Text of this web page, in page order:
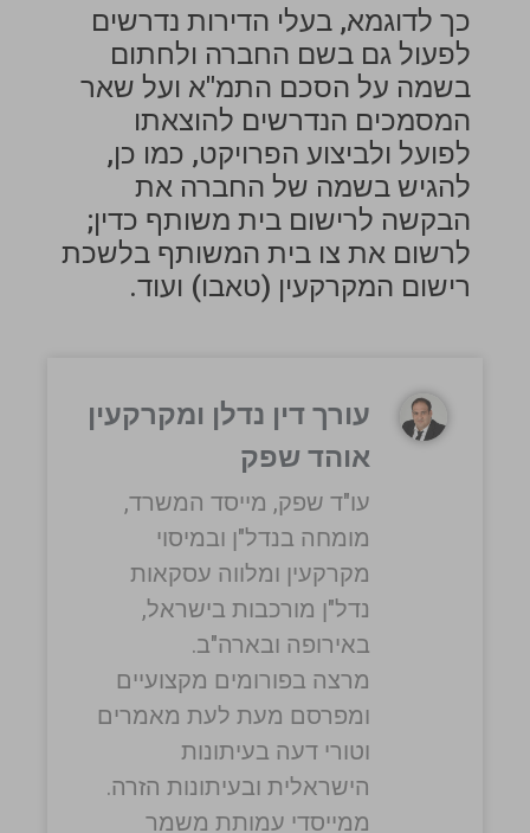
כך לדוגמא, בעלי הדירות נדרשים
לפעול גם בשם החברה ולחתום
בשמה על הסכם התמ"א ועל שאר
המסמכים הנדרשים להוצאתו
לפועל ולביצוע הפרויקט, כמו כן,
להגיש בשמה של החברה את
הבקשה לרישום בית משותף כדין;
לרשום את צו בית המשותף בלשכת
רישום המקרקעין (טאבו) ועוד.
עורך דין נדלן ומקרקעין
אוהד שפק
עו"ד שפק, מייסד המשרד,
מומחה בנדל"ן ובמיסוי
מקרקעין ומלווה עסקאות
נדל"ן מורכבות בישראל,
באירופה ובארה"ב.
מרצה בפורומים מקצועיים
ומפרסם מעת לעת מאמרים
וטורי דעה בעיתונות
הישראלית ובעיתונות הזרה.
ממייסדי עמותת משמר